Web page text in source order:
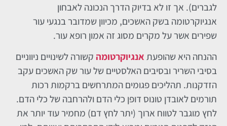
לגברים). אך זו לא בדיוק הדרך הנכונה לאבחון
אנגיוקרטומה בשק האשכים, מכיוון שמדובר בנגעי עור
שפירים אשר על מקרים מסוג זה אמון רופא עור.
ההנחה היא שהופעתאנגיוקרטומהקשורה לשינויים ניווניים
בסיבי השריר ובסיבים האלסטיים של עור שק האשכים עקב
הזדקנות. תהליכים פגומים המתרחשים ברקמות רכות
תורמים לאובדן טונוס דופן כלי הדם ולהרחבה של כלי הדם.
לחץ מוגבר לטווח ארוך (יתר לחץ דם) מחמיר עוד יותר את